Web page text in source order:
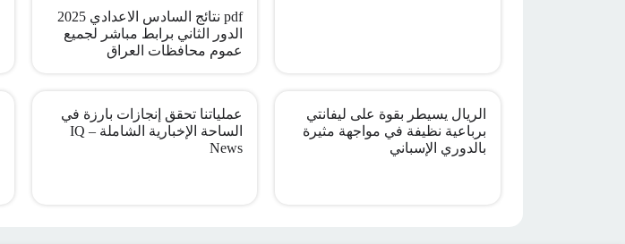
pdf نتائج السادس الاعدادي 2025
الدور الثاني برابط مباشر لجميع
عموم محافظات العراق
الريال يسيطر بقوة على ليفانتي
برباعية نظيفة في مواجهة مثيرة
بالدوري الإسباني
عملياتنا تحقق إنجازات بارزة في
الساحة الإخبارية الشاملة – IQ
News